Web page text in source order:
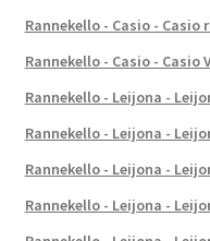
Rannekello - Casio - Casio
Rannekello - Casio - Casio
Rannekello - Leijona -
Rannekello - Leijona -
Rannekello - Leijona -
Rannekello - Leijona -